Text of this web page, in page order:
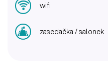
wifi
zasedačka / salonek